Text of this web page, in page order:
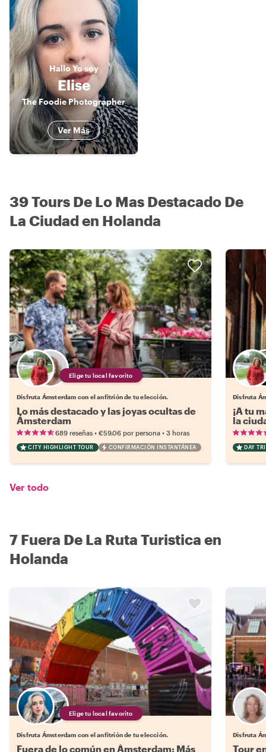
HalloYo soy
Elise
The Foodie Photographer
Ver Más
39 Tours De Lo Mas Destacado De
La Ciudad en Holanda
Elige tu local favorito
Disfruta Ámsterdam con el anfitrión de tu elección.
Lo más destacado y las joyas ocultas de
Ámsterdam
689 reseñas • €59.06 por persona • 3 horas
CITY HIGHLIGHT TOUR CONFIRMACIÓN INSTANTÁNEA
Disfruta
¡A tu
la
DAY
Ver todo
7 Fuera De La Ruta Turistica en
Holanda
Elige tu local favorito
Disfruta Ámsterdam con el anfitrión de tu elección.
Fuera de lo común en Ámsterdam: Más
Disfruta
Tour